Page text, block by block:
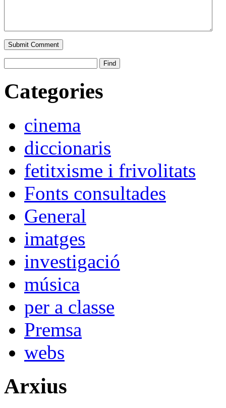
Categories
cinema
diccionaris
fetitxisme i frivolitats
Fonts consultades
General
imatges
investigació
música
per a classe
Premsa
webs
Arxius